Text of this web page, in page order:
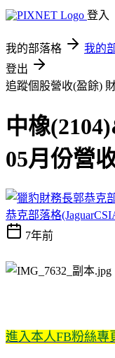
登入
我的部落格 我的
登出
追蹤個股營收(盈餘)
中橡
05月份營
恭克部落格
7年前
進入本人FB粉絲專